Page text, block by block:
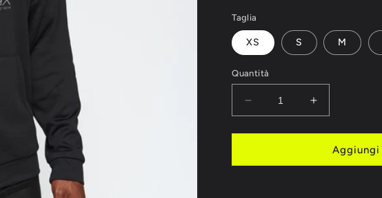
listino
Taglia
XS S M
Quantità
Diminuisci
quantità
per
CON
Aumenta
quantità
per
FELPA
CON
Aggiungi